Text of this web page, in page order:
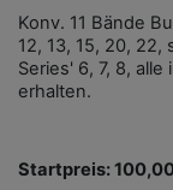
Konv. 11 Bände
12, 13, 15, 20,
Series' 6, 7, 8,
erhalten.
Startpreis: